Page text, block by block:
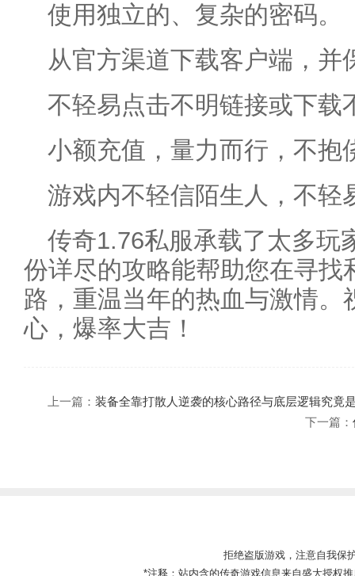
使用独立的、复杂的密码。
从官方渠道下载客户端，并
不轻易点击不明链接或下载
小额充值，量力而行，不抱
游戏内不轻信陌生人，不轻
传奇1.76私服承载了太多玩
份详尽的攻略能帮助您在寻找
路，重温当年的热血与激情。
心，爆率大吉！
上一篇： 装备全靠打散人逆袭的核心路径与底层逻辑究竟
下一篇：
拒绝盗版游戏，注意自我保
*注释：站内含的传奇游戏信息来自盛大授权